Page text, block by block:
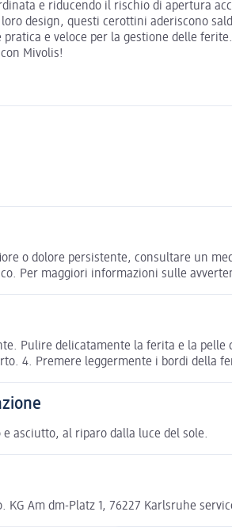
e riducendo il rischio di apertura
design, questi cerottini aderiscono
pratica e veloce per la gestione delle
Mivolis!
o dolore persistente, consultare un
Per maggiori informazioni sulle
Pulire delicatamente la ferita e la
4. Premere leggermente i bordi della
asciutto, al riparo dalla luce del sole.
KG Am dm-Platz 1, 76227 Karlsruhe